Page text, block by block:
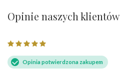
Opinie naszych klientów
Opinia potwierdzona zakupem